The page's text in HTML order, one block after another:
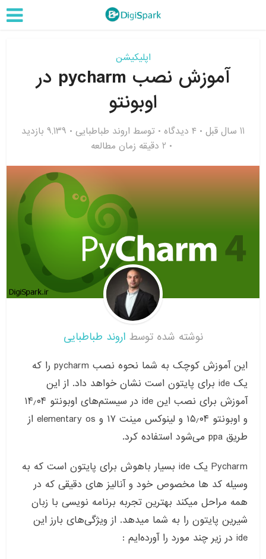
اپلیکیشن
آموزش نصب pycharm در
اوبونتو
11 سال قبل ۴ دیدگاه توسط اروند طباطبایی
9,139 بازدید
2 دقیقه زمان مطالعه
نوشته شده توسط اروند طباطبایی
این آموزش کوچک به شما نحوه نصب pycharm را که
یکide برای پایتون است نشان خواهد داد.از این
آموزش برای نصب اینide در سیستم‌های اوبونتو ۱۴٫۰۴
و اوبونتو
۱۵٫۰۴ و لینوکس مینت۱۷ و elementary os از
طریقppa می‌شود استفاده کرد.
Pycharm یکide بسیار باهوش برای پایتون است که به
وسیله کد ها مخصوص خود و آنالیز های دقیقی که در
همه مراحل میکند بهترین تجربه برنامه نویسی با زبان
شیرین پایتون را به شما میدهد.از ویژگی‌های بارز این
ide در زیر چند مورد را آورده‌ایم :